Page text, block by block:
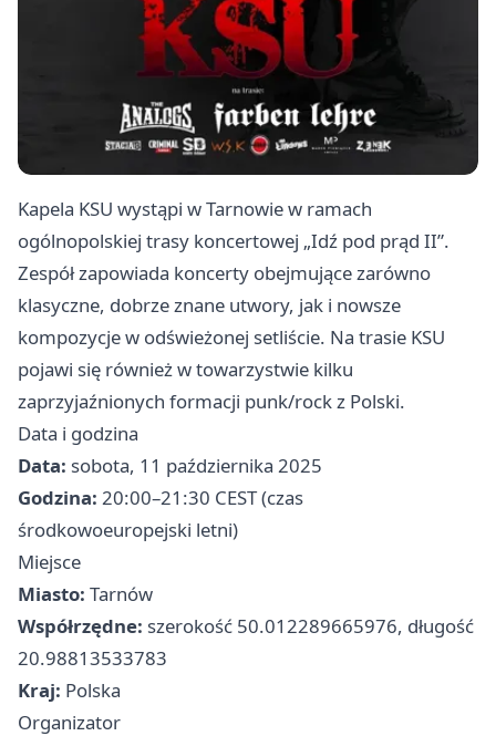
Kapela KSU wystąpi w Tarnowie w ramach
ogólnopolskiej trasy koncertowej „Idź pod prąd II”.
Zespół zapowiada koncerty obejmujące zarówno
klasyczne, dobrze znane utwory, jak i nowsze
kompozycje w odświeżonej setliście. Na trasie KSU
pojawi się również w towarzystwie kilku
zaprzyjaźnionych formacji punk/rock z Polski.
Data i godzina
Data: sobota, 11 października 2025
Godzina: 20:00–21:30 CEST (czas
środkowoeuropejski letni)
Miejsce
Miasto: Tarnów
Współrzędne: szerokość 50.012289665976, długość
20.98813533783
Kraj: Polska
Organizator